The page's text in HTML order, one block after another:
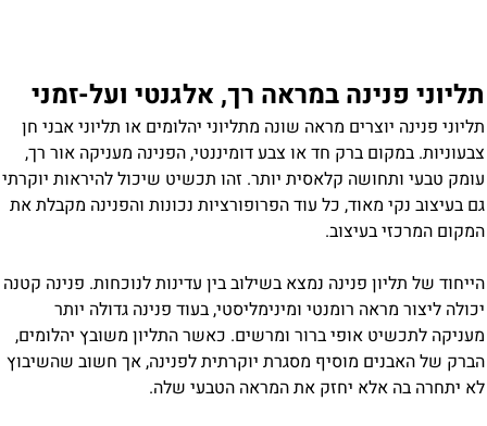
תליוני פנינה במראה רך, אלגנטי ועל-זמני
תליוני פנינה יוצרים מראה שונה מתליוני יהלומים או תליוני אבני חן
צבעוניות. במקום ברק חד או צבע דומיננטי, הפנינה מעניקה אור רך,
עומק טבעי ותחושה קלאסית יותר. זהו תכשיט שיכול להיראות יוקרתי
גם בעיצוב נקי מאוד, כל עוד הפרופורציות נכונות והפנינה מקבלת את
המקום המרכזי בעיצוב.
הייחוד של תליון פנינה נמצא בשילוב בין עדינות לנוכחות. פנינה קטנה
יכולה ליצור מראה רומנטי ומינימליסטי, בעוד פנינה גדולה יותר
מעניקה לתכשיט אופי ברור ומרשים. כאשר התליון משובץ יהלומים,
הברק של האבנים מוסיף מסגרת יוקרתית לפנינה, אך חשוב שהשיבוץ
לא יתחרה בה אלא יחזק את המראה הטבעי שלה.